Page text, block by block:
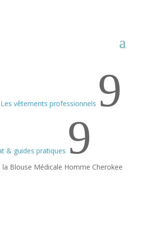
Les vêtements professionnels 9
& guides pratiques 9
Blouse Médicale Homme Cherokee